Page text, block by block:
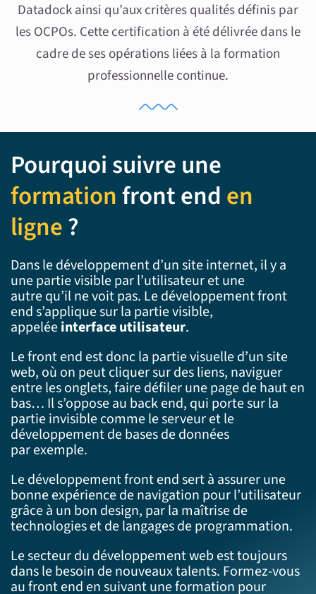
Datadock ainsi qu’aux critères qualités définis par
les OCPOs. Cette certification à été délivrée dans le
cadre de ses opérations liées à la formation
professionnelle continue.
Pourquoi suivre une
formationfront end en
ligne?
Dans le développement d’un site internet, il y a
une partie visible par l’utilisateur et une
autre qu’il ne voit pas. Le développement front
end s’applique sur la partie visible,
appeléeinterface utilisateur.
Le front end est donc la partie visuelle d’un site
web, où on peut cliquer sur des liens, naviguer
entre les onglets, faire défiler une page de haut en
bas… Il s’oppose au back end, qui porte sur la
partie invisible comme le serveur et le
développement de bases de données
par exemple.
Le développement front end sert à assurer une
bonne expérience de navigation pour l’utilisateur
grâce à un bon design, par la maîtrise de
technologies et de langages de programmation.
Le secteur du développement web est toujours
dans le besoin de nouveaux talents. Formez-vous
au front end en suivant une formation pour